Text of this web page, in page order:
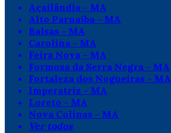
Açailândia - MA
Alto Parnaíba - MA
Balsas - MA
Carolina - MA
Feira Nova - MA
Formosa da Serra Negra - MA
Fortaleza dos Nogueiras - MA
Imperatriz - MA
Loreto - MA
Nova Colinas - MA
Ver todos